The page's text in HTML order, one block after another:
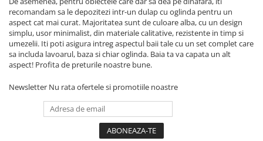
recomandam sa le depozitezi intr-un dulap cu oglinda pentru un
aspect cat mai curat. Majoritatea sunt de culoare alba, cu un design
simplu, usor minimalist, din materiale calitative, rezistente in timp si
umezelii. Iti poti asigura intreg aspectul baii tale cu un set complet care
sa includa lavoarul, baza si chiar oglinda. Baia ta va capata un alt
aspect! Profita de preturile noastre bune.
Newsletter Nu rata ofertele si promotiile noastre